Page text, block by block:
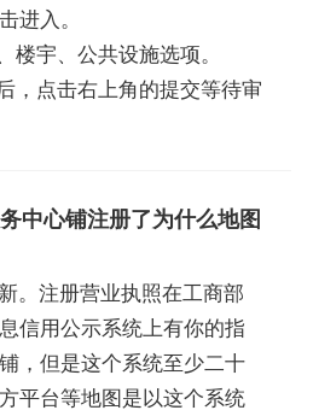
进入。
宇、公共设施选项。
，点击右上角的提交等待审
中心铺注册了为什么地图
。注册营业执照在工商部
信用公示系统上有你的指
，但是这个系统至少二十
平台等地图是以这个系统